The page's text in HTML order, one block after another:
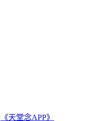
《天堂念APP》